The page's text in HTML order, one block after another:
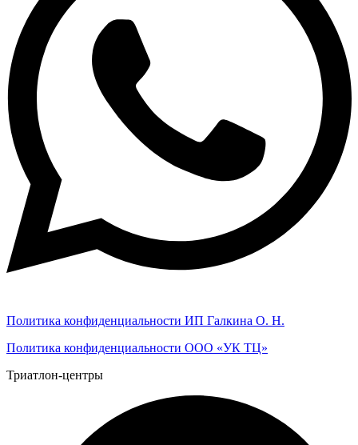
Политика конфиденциальности ИП Галкина О. Н.
Политика конфиденциальности ООО «УК ТЦ»
Триатлон-центры